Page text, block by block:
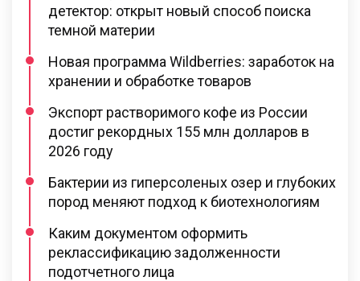
детектор: открыт новый способ поиска
темной материи
Новая программа Wildberries: заработок на
хранении и обработке товаров
Экспорт растворимого кофе из России
достиг рекордных 155 млн долларов в
2026 году
Бактерии из гиперсоленых озер и глубоких
пород меняют подход к биотехнологиям
Каким документом оформить
реклассификацию задолженности
подотчетного лица